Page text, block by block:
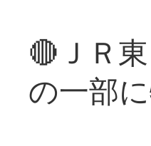
🔴ＪＲ
の一部